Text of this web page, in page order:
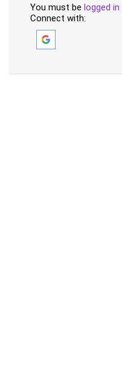
You must be logged in
Connect with: